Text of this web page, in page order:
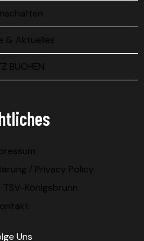
& Aktuelles
BUCHEN
/ Privacy Policy
Königsbrunn
Uns